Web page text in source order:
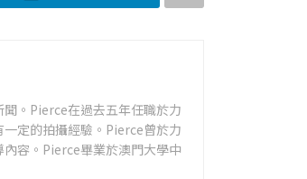
。Pierce在過去五年任職於力
定的拍攝經驗。Pierce曾於力
容。Pierce畢業於澳門大學中